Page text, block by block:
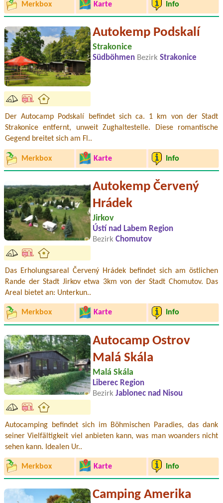
Merkbox Karte Info
Autokemp Podskalí
Strakonice
Südböhmen Bezirk Strakonice
Der Autocamp Podskalí befindet sich ca. 1 km von der Stadt
Strakonice entfernt, unweit Zughaltestelle. Diese romantische
Gegend breitet sich am Fl..
Merkbox Karte Info
Autokemp Červený
Hrádek
Jirkov
Ústí nad Labem Region
Bezirk Chomutov
Das Erholungsareal Červený Hrádek befindet sich am östlichen
Rande der Stadt Jirkov etwa 3km von der Stadt Chomutov. Das
Areal bietet an: Unterkun..
Merkbox Karte Info
Autocamp Ostrov
Malá Skála
Malá Skála
Liberec Region
Bezirk Jablonec nad Nisou
Autocamping befindet sich im Böhmischen Paradies, das dank
seiner Vielfältigkeit viel anbieten kann, was man woanders nicht
sehen kann. Idealen Ur..
Merkbox Karte Info
Camping Amerika